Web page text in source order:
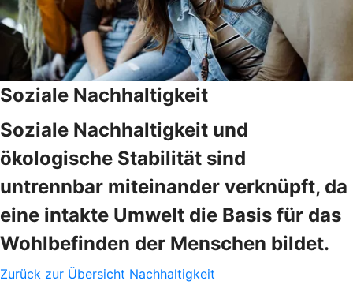
Soziale Nachhaltigkeit
Soziale Nachhaltigkeit und
ökologische Stabilität sind
untrennbar miteinander verknüpft, da
eine intakte Umwelt die Basis für das
Wohlbefinden der Menschen bildet.
Zurück zur Übersicht Nachhaltigkeit